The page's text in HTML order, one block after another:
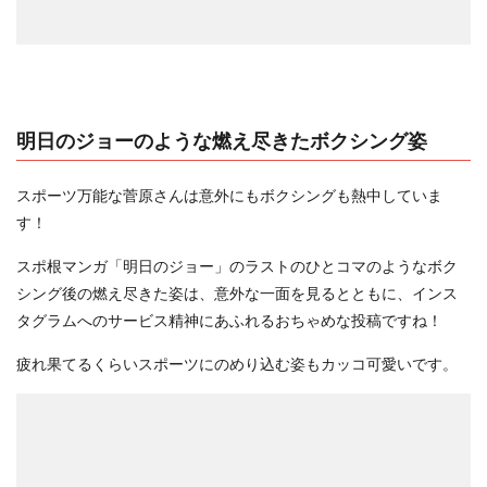
明日のジョーのような燃え尽きたボクシング姿
スポーツ万能な菅原さんは意外にもボクシングも熱中していま
す！
スポ根マンガ「明日のジョー」のラストのひとコマのようなボク
シング後の燃え尽きた姿は、意外な一面を見るとともに、インス
タグラムへのサービス精神にあふれるおちゃめな投稿ですね！
疲れ果てるくらいスポーツにのめり込む姿もカッコ可愛いです。